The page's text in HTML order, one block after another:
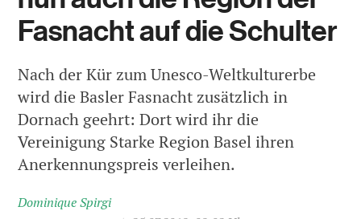
Fasnacht auf die Schulter
Nach der Kür zum Unesco-Weltkulturerbe
wird die Basler Fasnacht zusätzlich in
Dornach geehrt: Dort wird ihr die
Vereinigung Starke Region Basel ihren
Anerkennungspreis verleihen.
Dominique Spirgi